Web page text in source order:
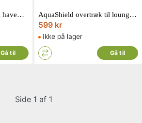
AquaShield overtræk til havemøbelsæt Ø250 x H85
Gå til
AquaShield overtræk til loungesæt 270 x 210 x H70 cm
599 kr
Ikke på lager
Gå til
Side 1 af 1